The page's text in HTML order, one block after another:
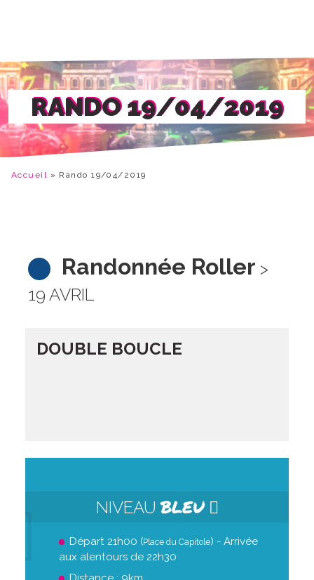
RANDO 19/04/2019
Accueil » Rando 19/04/2019
Randonnée Roller >
19 AVRIL
DOUBLE BOUCLE
NIVEAUBLEU
Départ 21h00 (Place du Capitole) - Arrivée
aux alentours de 22h30